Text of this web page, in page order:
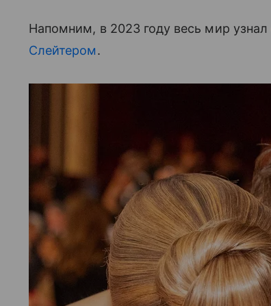
Напомним, в 2023 году весь мир узнал
Слейтером.